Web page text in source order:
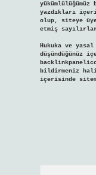
yazdıkları
olup, siteye
etmiş
Hukuka ve
düşündüğünüz
bildirmeniz
içerisinde